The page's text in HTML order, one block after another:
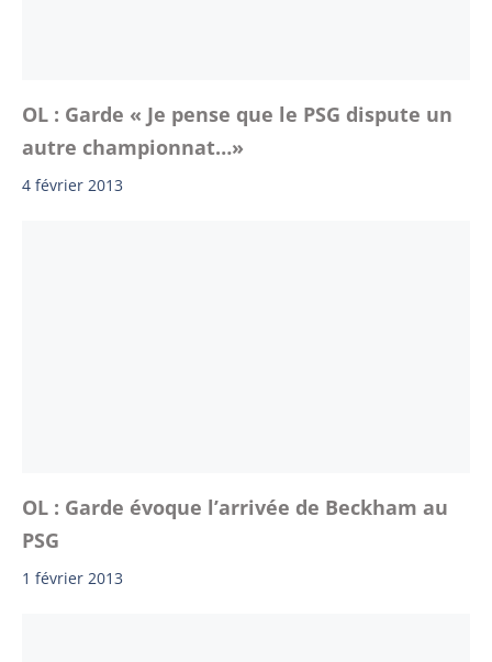
OL : Garde « Je pense que le PSG dispute un
autre championnat…»
4 février 2013
OL : Garde évoque l’arrivée de Beckham au
PSG
1 février 2013